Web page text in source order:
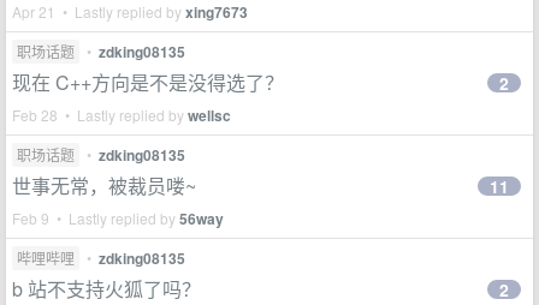
Apr 21 • Lastly replied byxing7673
职场话题 • zdking08135
现在 C++方向是不是没得选了？
Feb 28 • Lastly replied bywellsc
2
职场话题 • zdking08135
世事无常，被裁员喽~
Feb 9 • Lastly replied by56way
11
哔哩哔哩 • zdking08135
b 站不支持火狐了吗？ 2